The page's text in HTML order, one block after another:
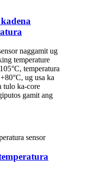
naggamit ug
temperature
temperatura
ug usa ka
tulo ka-core
gamit ang